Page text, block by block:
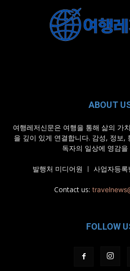
ABOUT
여행레저신문은 여행을 통해 삶의 가
을 깊이 있게 연결합니다. 감성, 정보,
독자의 일상에 영감을
발행처 미디어원 ㅣ 사업자등
Contact us:
FOLLOW